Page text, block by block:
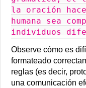
la oración
humana sea
individuos
Observe cómo es
formateado
reglas (es decir,
una comunicación